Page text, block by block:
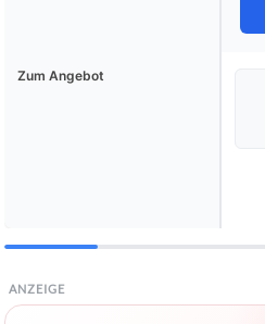
Zum Angebot
ANZEIGE